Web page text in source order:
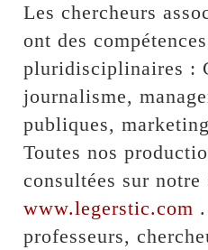
Les chercheurs
ont des compétences
pluridisciplinaires :
journalisme,
publiques,
Toutes nos
consultées sur notre
www.legerstic.com
professeurs,